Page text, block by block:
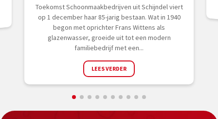
Toekomst Schoonmaakbedrijven uit Schijndel viert
op 1 december haar 85-jarig bestaan. Wat in 1940
begon met oprichter Frans Wittens als
glazenwasser, groeide uit tot een modern
familiebedrijf met een...
LEES VERDER